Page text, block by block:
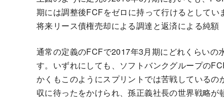
期には調整後FCFをゼロに持って行けるとして
将来リース債権売却による調達と返済による純額
通常の定義のFCFで2017年3月期にどれくらいの
す。いずれにしても、ソフトバンクグループの
かくもこのようにスプリントでは苦戦している
収に待ったをかけられ、孫正義社長の世界戦略が